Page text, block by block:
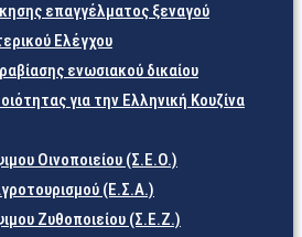
επαγγέλματος ξεναγού
Ελέγχου
ενωσιακού δικαίου
για την Ελληνική Κουζίνα
Οινοποιείου (Σ.Ε.Ο.)
(Ε.Σ.Α.)
Ζυθοποιείου (Σ.Ε.Ζ.)